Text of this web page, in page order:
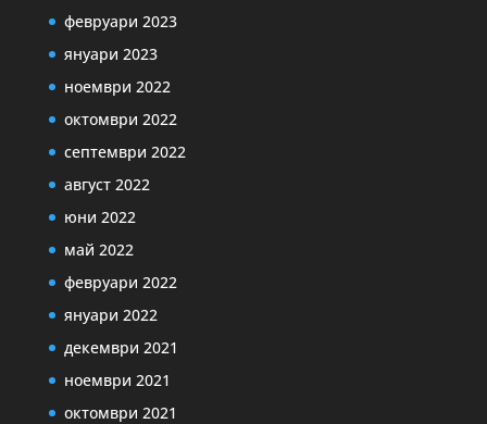
февруари 2023
януари 2023
ноември 2022
октомври 2022
септември 2022
август 2022
юни 2022
май 2022
февруари 2022
януари 2022
декември 2021
ноември 2021
октомври 2021